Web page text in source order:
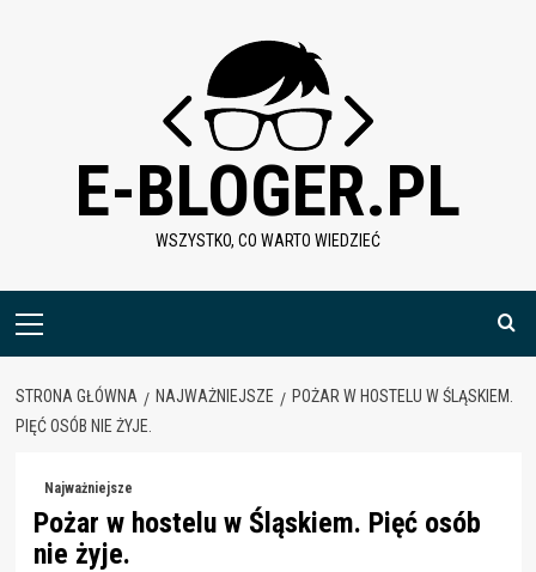
E-BLOGER.PL
WSZYSTKO, CO WARTO WIEDZIEĆ
Menu
STRONA GŁÓWNA NAJWAŻNIEJSZE
POŻAR W HOSTELU W ŚLĄSKIEM.
PIĘĆ OSÓB NIE ŻYJE.
Najważniejsze
Pożar w hostelu w Śląskiem. Pięć osób
nie żyje.